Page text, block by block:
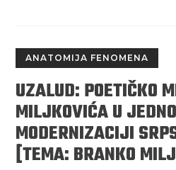
ANATOMIJA FENOMENA
UZALUD: POETIČKO
MILJKOVIĆA U
MODERNIZACIJI
[TEMA: BRANKO